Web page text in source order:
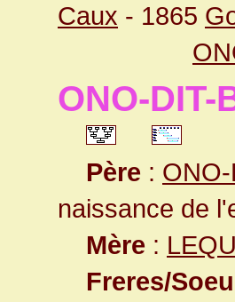
Caux - 1865
ONO-
Père :
naissance de
Mère :
Freres/